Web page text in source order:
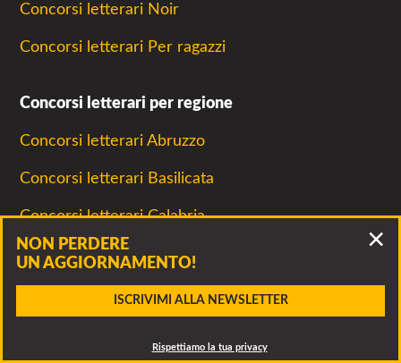
Accidenti, questo bando è scaduto!
Clicca per vedere altri bandi della stessa associazione o
Concorsi letterari Noir
Concorsi letterari Per ragazzi
Concorsi letterari per regione
Concorsi letterari Abruzzo
Concorsi letterari Basilicata
Concorsi letterari Calabria
Concorsi letterari Campania
Concorsi letterari Emilia Romagna
NON PERDERE
UN AGGIORNAMENTO!
ISCRIVIMI ALLA NEWSLETTER
Rispettiamo la tua privacy